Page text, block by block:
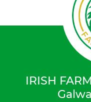
IRISH